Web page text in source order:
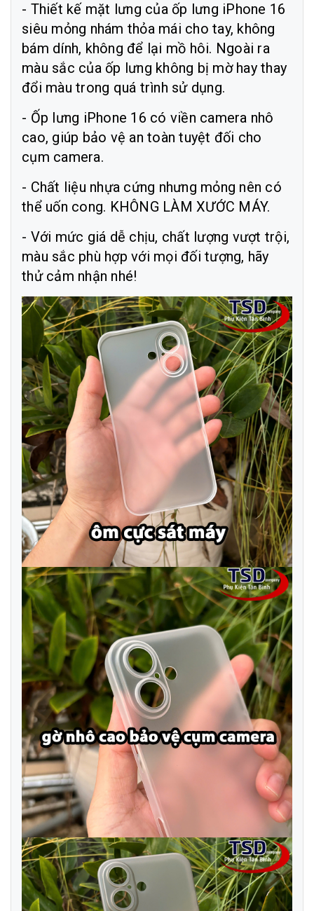
- Thiết kế mặt lưng của ốp lưng iPhone 16
siêu mỏng nhám thỏa mái cho tay, không
bám dính, không để lại mồ hôi. Ngoài ra
màu sắc của ốp lưng không bị mờ hay thay
đổi màu trong quá trình sử dụng.
- Ốp lưng iPhone 16 có viền camera nhô
cao, giúp bảo vệ an toàn tuyệt đối cho
cụm camera.
- Chất liệu nhựa cứng nhưng mỏng nên có
thể uốn cong. KHÔNG LÀM XƯỚC MÁY.
- Với mức giá dễ chịu, chất lượng vượt trội,
màu sắc phù hợp với mọi đối tượng, hãy
thử cảm nhận nhé!